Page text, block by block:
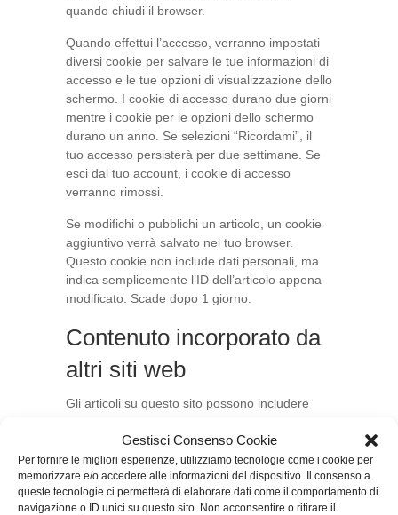
Gestisci Consenso Cookie
Per fornire le migliori esperienze, utilizziamo tecnologie come i cookie per
memorizzare e/o accedere alle informazioni del dispositivo. Il consenso a
queste tecnologie ci permetterà di elaborare dati come il comportamento di
navigazione o ID unici su questo sito. Non acconsentire o ritirare il
quando chiudi il browser.
Quando effettui l’accesso, verranno impostati
diversi cookie per salvare le tue informazioni di
accesso e le tue opzioni di visualizzazione dello
schermo. I cookie di accesso durano due giorni
mentre i cookie per le opzioni dello schermo
durano un anno. Se selezioni “Ricordami”, il
tuo accesso persisterà per due settimane. Se
esci dal tuo account, i cookie di accesso
verranno rimossi.
Se modifichi o pubblichi un articolo, un cookie
aggiuntivo verrà salvato nel tuo browser.
Questo cookie non include dati personali, ma
indica semplicemente l’ID dell’articolo appena
modificato. Scade dopo 1 giorno.
Contenuto incorporato da
altri siti web
Gli articoli su questo sito possono includere
immagini, articoli, ecc.). I contenuti incorporati
da altri siti web si comportano esattamente allo
stesso modo come se il visitatore avesse
visitato l’altro sito web.